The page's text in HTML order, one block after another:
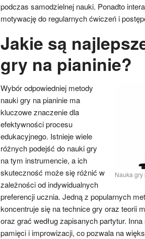
podczas samodzielnej nauki. Ponadto
motywację do regularnych ćwiczeń i
Jakie są
gry na pianinie?
Nauka
Wybór odpowiedniej metody
nauki gry na pianinie ma
kluczowe znaczenie dla
efektywności procesu
edukacyjnego. Istnieje wiele
różnych podejść do nauki gry
na tym instrumencie, a ich
skuteczność może się różnić w
zależności od indywidualnych
preferencji ucznia. Jedną z popularnych
koncentruje się na technice gry oraz teorii
oraz grać według zapisanych partytur.
pamięci i improwizacji, co pozwala na